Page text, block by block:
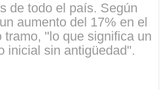
de todo el país. Según
aumento del 17% en el
"lo que significa un
inicial sin antigüedad".